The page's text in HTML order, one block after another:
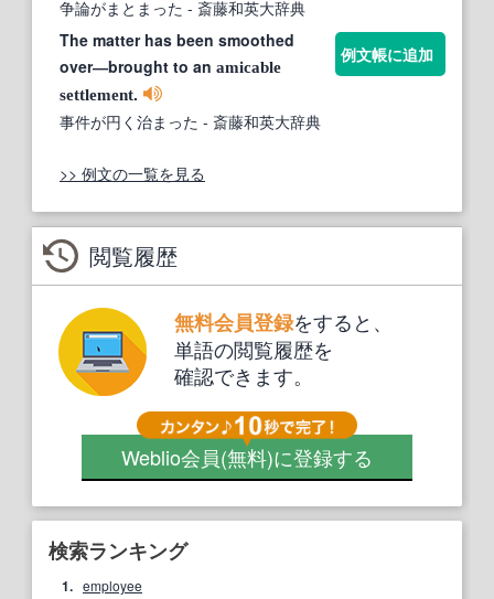
争論がまとまった - 斎藤和英大辞典
The matter has been smoothed
over―brought to an amicable
settlement.
事件が円く治まった - 斎藤和英大辞典
例文帳に追加
>> 例文の一覧を見る
閲覧履歴
無料会員登録をすると、
単語の閲覧履歴を
確認できます。
Weblio会員(無料)に登録する
検索ランキング
1. employee